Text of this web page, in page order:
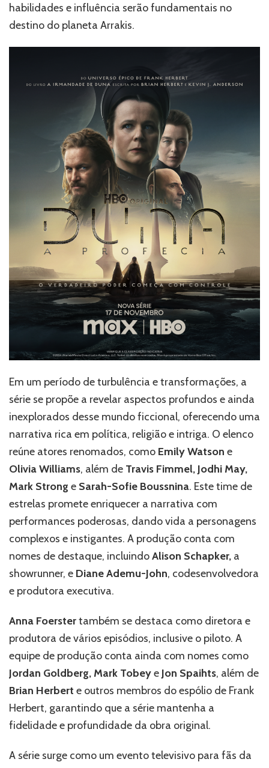
habilidades e influência serão fundamentais no
destino do planeta Arrakis.
Em um período de turbulência e transformações, a
série se propõe a revelar aspectos profundos e ainda
inexplorados desse mundo ficcional, oferecendo uma
narrativa rica em política, religião e intriga. O elenco
reúne atores renomados, como Emily Watson e
Olivia Williams, além de Travis Fimmel, Jodhi May,
Mark Strong e Sarah-Sofie Boussnina. Este time de
estrelas promete enriquecer a narrativa com
performances poderosas, dando vida a personagens
complexos e instigantes. A produção conta com
nomes de destaque, incluindoAlison Schapker, a
showrunner, e Diane Ademu-John, codesenvolvedora
e produtora executiva.
Anna Foerstertambém se destaca como diretora e
produtora de vários episódios, inclusive o piloto. A
equipe de produção conta ainda com nomes como
Jordan Goldberg, Mark Tobeye Jon Spaihts, além de
Brian Herbert e outros membros do espólio de Frank
Herbert, garantindo que a série mantenha a
fidelidade e profundidade da obra original.
A série surge como um evento televisivo para fãs da